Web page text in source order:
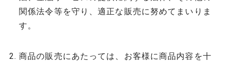
関係法令等を守り、適正な販売に努めてまいりま
す。
商品の販売にあたっては、お客様に商品内容を十